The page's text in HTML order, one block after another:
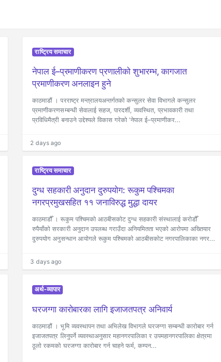
राष्ट्रिय समाचार
नेपाल ई–प्रमाणीकरण प्रणालीको शुभारम्भ, कागजात
प्रमाणीकरण अनलाइन हुने
काठमाडौं । परराष्ट्र मन्त्रालयअन्तर्गतको कन्सुलर सेवा विभागले कन्सुलर
प्रमाणीकरणसम्बन्धी सेवालाई सहज, पारदर्शी, व्यवस्थित, प्रभावकारी तथा
प्रविधिमैत्री बनाउने उद्देश्यले विकास गरेको ‘नेपाल ई–प्रमाणीकर...
2 days ago
राष्ट्रिय समाचार
दुग्ध सहकारी अनुदान दुरुपयोग: रूकुम पश्चिमका
नगरप्रमुखसहित ११ जनाविरुद्ध मुद्धा दायर
काठमाडौँ । रूकुम पश्चिमको आठबीसकोट दुग्ध सहकारी संस्थालाई करोडौँ
रुपैयाँको सरकारी अनुदान उपलब्ध गराउँदा अनियमितता भएको आरोपमा अख्तियार
दुरुपयोग अनुसन्धान आयोगले रूकुम पश्चिमको आठबीसकोट नगरपालिकाका नगर...
3 days ago
अर्थ-व्यापार
घरजग्गा कारोबारका लागि इजाजतपत्र अनिवार्य
काठमाडौं । भूमि व्यवस्थापन तथा अभिलेख विभागले घरजग्गा सम्बन्धी कारोबार गर्न
इजाजतपत्र लिनुपर्ने व्यवस्थाअनुसार महानगरपालिका र उपमहानगरपालिका क्षेत्रमा
ठूलो रकमको घरजग्गा कारोबार गर्न चाहने फर्म, कम्पन...